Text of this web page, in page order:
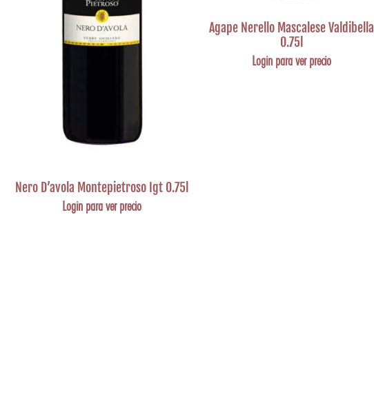
Nero D’avola Montepietroso Igt 0.75l
Login para ver precio
Agape Nerello Mascalese Valdibella
0.75l
Login para ver precio